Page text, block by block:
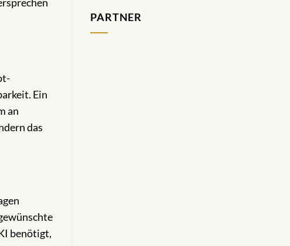
Ein
an
das
benötigt,
PARTNER